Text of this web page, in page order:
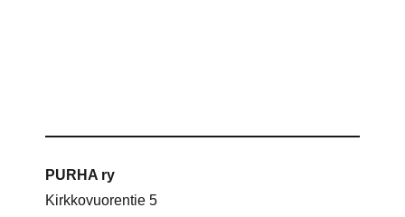
PURHA ry
Kirkkovuorentie 5